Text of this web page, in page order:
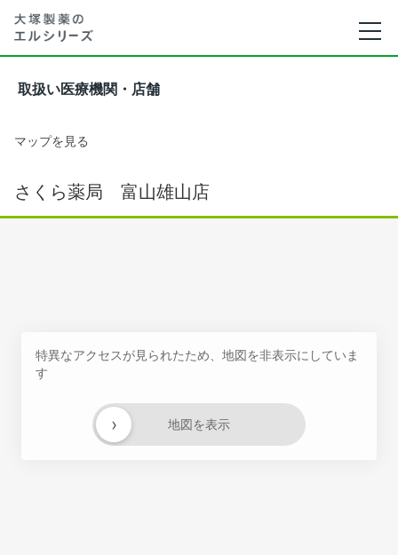
取扱い医療機関・店舗
マップを見る
さくら薬局 富山雄山店
特異なアクセスが見られたため、地図を非表示にしていま
す
地図を表示
›